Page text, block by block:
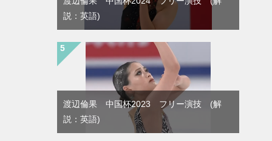
説：英語)
渡辺倫果 中国杯2023 フリー演技 (解
説：英語)